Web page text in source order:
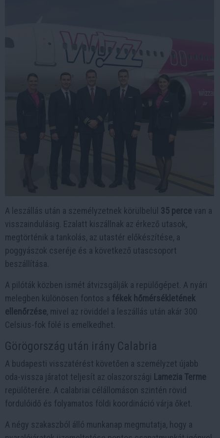
A leszállás után a személyzetnek körülbelül 35 perce van a
visszaindulásig. Ezalatt kiszállnak az érkező utasok,
megtörténik a tankolás, az utastér előkészítése, a
poggyászok cseréje és a következő utascsoport
beszállítása.
A pilóták közben ismét átvizsgálják a repülőgépet. A nyári
melegben különösen fontos a fékek hőmérsékletének
ellenőrzése, mivel az röviddel a leszállás után akár 300
Celsius-fok fölé is emelkedhet.
Görögország után irány Calabria
A budapesti visszatérést követően a személyzet újabb
oda-vissza járatot teljesít az olaszországi Lamezia Terme
repülőterére. A calabriai célállomáson szintén rövid
fordulóidő és folyamatos földi koordináció várja őket.
A négy szakaszból álló munkanap megmutatja, hogy a